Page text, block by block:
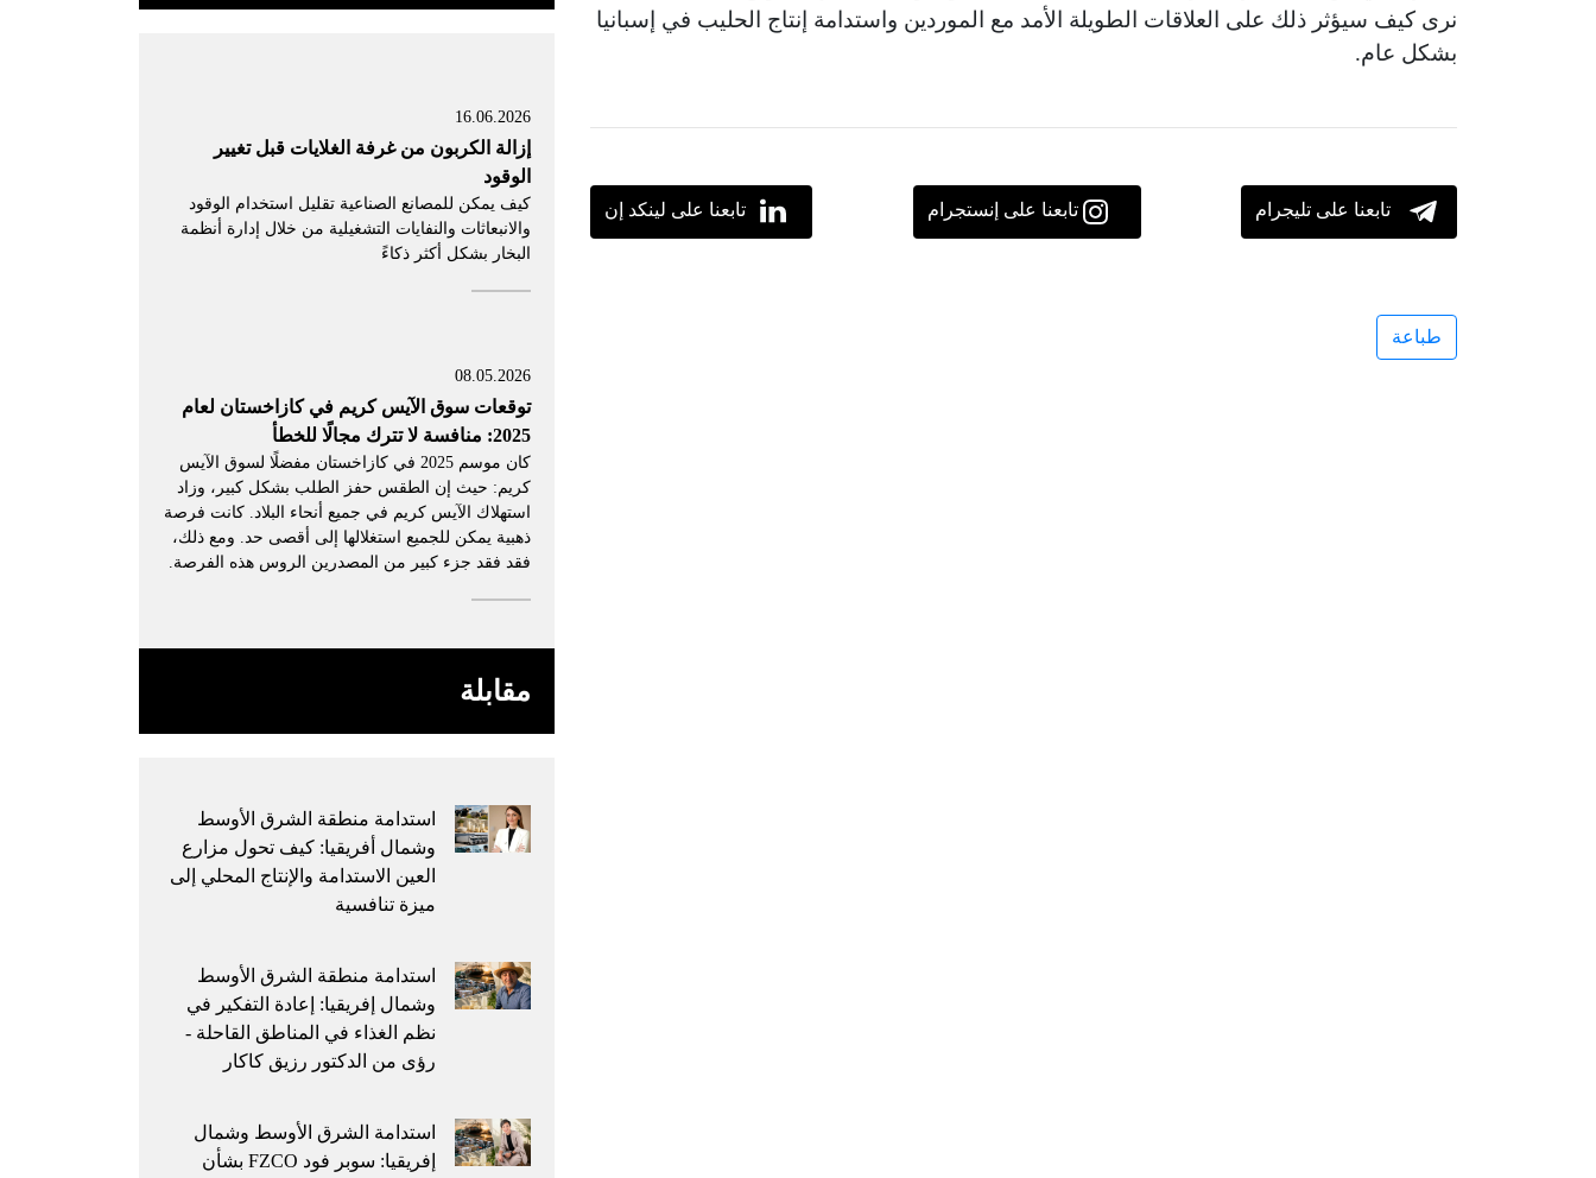
نرى كيف سيؤثر ذلك على العلاقات الطويلة الأمد مع الموردين واستدامة إنتاج الحليب في إسبانيا
بشكل عام.
تابعنا على تليجرام تابعنا على إنستجرام تابعنا على لينكد إن
طباعة
16.06.2026
إزالة الكربون من غرفة الغلايات قبل تغيير
الوقود
كيف يمكن للمصانع الصناعية تقليل استخدام الوقود
والانبعاثات والنفايات التشغيلية من خلال إدارة أنظمة
البخار بشكل أكثر ذكاءً
08.05.2026
توقعات سوق الآيس كريم في كازاخستان لعام
2025: منافسة لا تترك مجالًا للخطأ
كان موسم 2025 في كازاخستان مفضلًا لسوق الآيس
كريم: حيث إن الطقس حفز الطلب بشكل كبير، وزاد
استهلاك الآيس كريم في جميع أنحاء البلاد. كانت فرصة
ذهبية يمكن للجميع استغلالها إلى أقصى حد. ومع ذلك،
فقد فقد جزء كبير من المصدرين الروس هذه الفرصة.
مقابلة
استدامة منطقة الشرق الأوسط
وشمال أفريقيا: كيف تحول مزارع
العين الاستدامة والإنتاج المحلي إلى
ميزة تنافسية
استدامة منطقة الشرق الأوسط
وشمال إفريقيا: إعادة التفكير في
نظم الغذاء في المناطق القاحلة -
رؤى من الدكتور رزيق كاكار
استدامة الشرق الأوسط وشمال
إفريقيا: سوبر فود FZCO بشأن